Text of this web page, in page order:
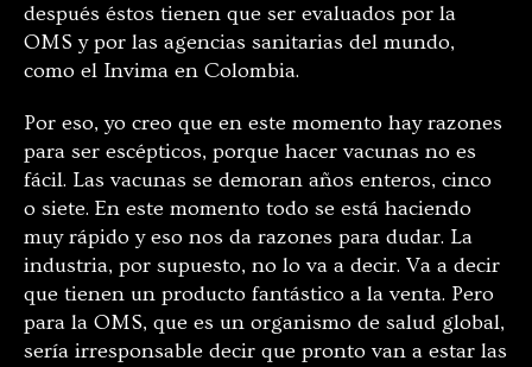
después éstos tienen que ser evaluados por la
OMS y por las agencias sanitarias del mundo,
como el Invima en Colombia.
Por eso, yo creo que en este momento hay razones
para ser escépticos, porque hacer vacunas no es
fácil. Las vacunas se demoran años enteros, cinco
o siete. En este momento todo se está haciendo
muy rápido y eso nos da razones para dudar. La
industria, por supuesto, no lo va a decir. Va a decir
que tienen un producto fantástico a la venta. Pero
para la OMS, que es un organismo de salud global,
sería irresponsable decir que pronto van a estar las